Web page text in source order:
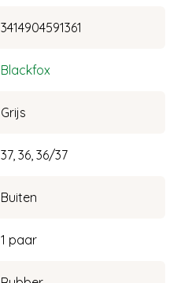
3414904591361
Blackfox
Grijs
37, 36, 36/37
Buiten
1 paar